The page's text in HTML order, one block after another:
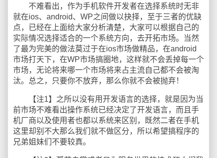
不难看出，作为手机软件开发者在选择系统时无非
就在ios、android、WP之间做以抉择，至于三者的优缺
点，已经在上面给大家分析清楚，大家可以根据自己的
实际情况选择适合的一个系统方向，去开拓市场。当然
了最为完美的做法莫过于在ios市场做精品，在android
市场打天下，在WP市场搞圈地，这样就不会丢掉每一个
市场，无论将来哪一个市场将来占主流自己都不会被淘
汰。总之，只要你不放弃，那么你就不会被抛弃！
【注1】之所以没有用开发语言的选择，就是因为当
前市场不难看出操作系统已经决定了开发语言，而且手
机厂商以及使用者也都以系统来区别，既然二者在手机
这里却别不大那么我们就不做区分，所以希望搞程序的
兄弟姐妹们不要较真。